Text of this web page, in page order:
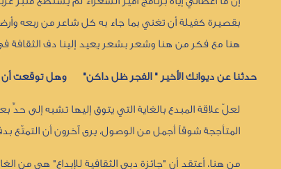
بقصيرة كفيلة أن تغني بما جاء به كل شاعر من ربعه
هنا مع فكر من هنا وشعر بشعر يعيد إلينا دف الثقافة في
حدثنا عن ديوانك الأخير " الفجر ظل داكن" وهل توقعت أن
لعلّ علاقة المبدع بالغاية التي يتوق إليها تشبه إلى حدٍّ
المتأججة شوقاً أجمل من الوصول، يرى آخرون أن التمتّع
من هنا، أعتقد أن "جائزة دبي الثقافية للإبداع" هي من